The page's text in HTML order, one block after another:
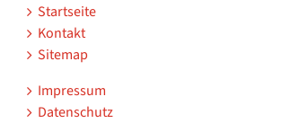
Startseite
Kontakt
Sitemap
Impressum
Datenschutz